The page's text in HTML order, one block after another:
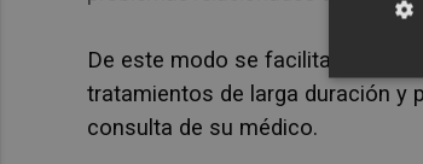
De este modo se facilita el
tratamientos de larga duración y
consulta de su médico.